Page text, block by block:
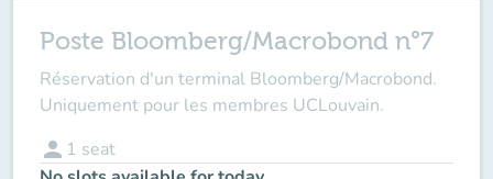
Poste Bloomberg/Macrobond n°7
Réservation d'un terminal Bloomberg/Macrobond.
Uniquement pour les membres UCLouvain.
person 1 seat